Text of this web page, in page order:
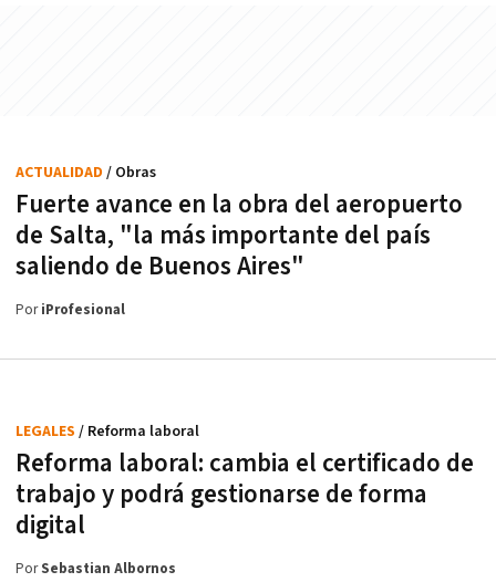
Fuerte avance en la obra del aeropuerto
de Salta, "la más importante del país
saliendo de Buenos Aires"
ACTUALIDAD / Obras
PoriProfesional
Reforma laboral: cambia el certificado de
trabajo y podrá gestionarse de forma
digital
LEGALES / Reforma laboral
PorSebastian Albornos